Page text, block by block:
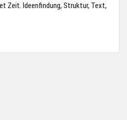
Zeit. Ideenfindung, Struktur, Text,